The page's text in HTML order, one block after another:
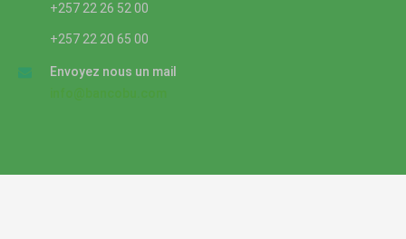
+257 22 26 52 00
+257 22 20 65 00
Envoyez nous un mail